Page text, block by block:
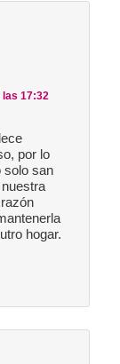
las 17:32
por lo
solo san
hogar.